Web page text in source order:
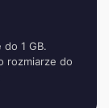
1 GB.
rozmiarze do